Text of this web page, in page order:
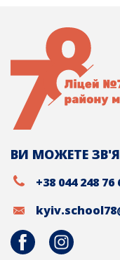
ВИ МОЖЕТЕ
+38 044 248 76